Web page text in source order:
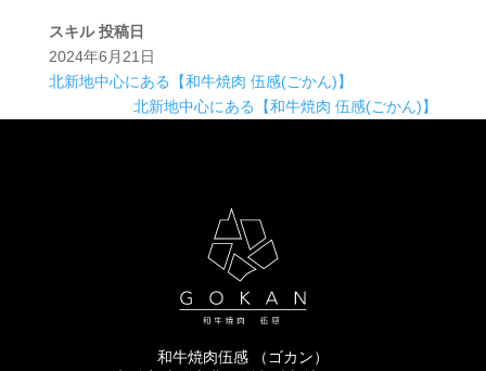
スキル 投稿日
2024年6月21日
北新地中心にある【和牛焼肉 伍感(ごかん)】
北新地中心にある【和牛焼肉 伍感(ごかん)】
和牛焼肉伍感 （ゴカン）